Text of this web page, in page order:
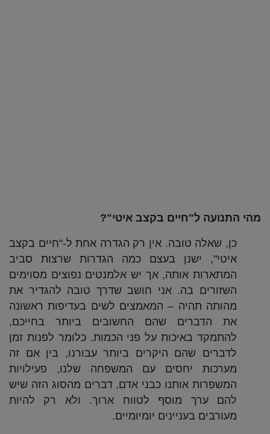
מהי התנועה ל"חיים בקצב איטי"?
כן, שאלה טובה. אין רק הגדרה אחת ל-"חיים בקצב
איטי", ישנן בעצם כמה הגדרות שרצות סביב
המתארות אותה, אך יש אלמנטים נפוצים מסוימים
השזורים בה. אני חושב שדרך טובה להגדיר את
מהותה תהיה – המאמצים לשים בעדיפות ראשונה
את הדברים שהם החשובים ביותר בחייכם,
להתמקד באיכות על פני הכמות. כלומר לפנות זמן
לדברים שהם היקרים ביותר עבורנו, בין אם זה
מערכות יחסים עם המשפחה שלנו, פעילויות
המשפרות אותנו כבני אדם, דברים מהסוג הזה שיש
להם ערך מוסף לטווח ארוך. ולא רק להיות
מעורבים בעניינים יומיומיים.